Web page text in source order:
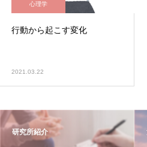
心理学
行動から起こす変化
2021.03.22
研究所紹介